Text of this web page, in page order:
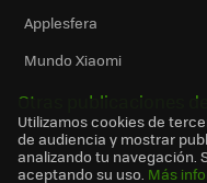
Applesfera
Mundo Xiaomi
Otras publicaciones de
Utilizamos cookies de
de audiencia y mostrar
analizando tu navegación.
aceptando su uso. Más